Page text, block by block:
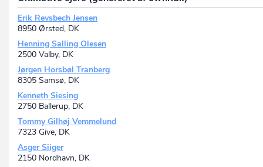
Erik Revsbech Jensen
8950 Ørsted, DK
Henning Salling Olesen
2500 Valby, DK
Jørgen Horsbøl Tranberg
8305 Samsø, DK
Kenneth Siesing
2750 Ballerup, DK
Tommy Gilhøj Vemmelund
7323 Give, DK
Asger Siiger
2150 Nordhavn, DK